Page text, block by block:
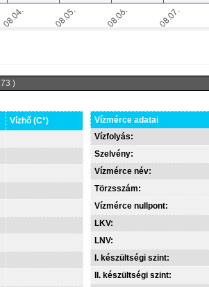
Vízhő (C°)
Vízmérce adatai
Vízfolyás:
Szelvény:
Vízmérce név:
Törzsszám:
Vízmérce nullpont:
LKV:
LNV:
I. készültségi szint:
II. készültségi szint: